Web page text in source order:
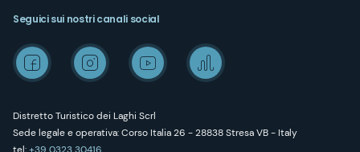
Distretto Turistico dei Laghi Scrl
Sede legale e operativa: Corso Italia 26 - 28838 Stresa VB - Italy
Seguici sui nostri canali social